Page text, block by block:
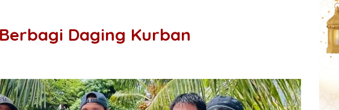
Daging Kurban